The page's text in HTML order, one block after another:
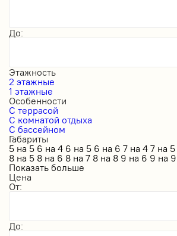
До:
Этажность
2 этажные
1 этажные
Особенности
С террасой
С комнатой отдыха
С бассейном
Габариты
5 на 5 6 на 4 6 на 5 6 на 6 7 на 4 7 на 5
8 на 5 8 на 6 8 на 7 8 на 8 9 на 6 9 на 9
Показать больше
Цена
От:
До: